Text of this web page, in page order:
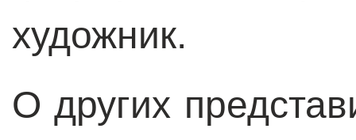
художник.
О других